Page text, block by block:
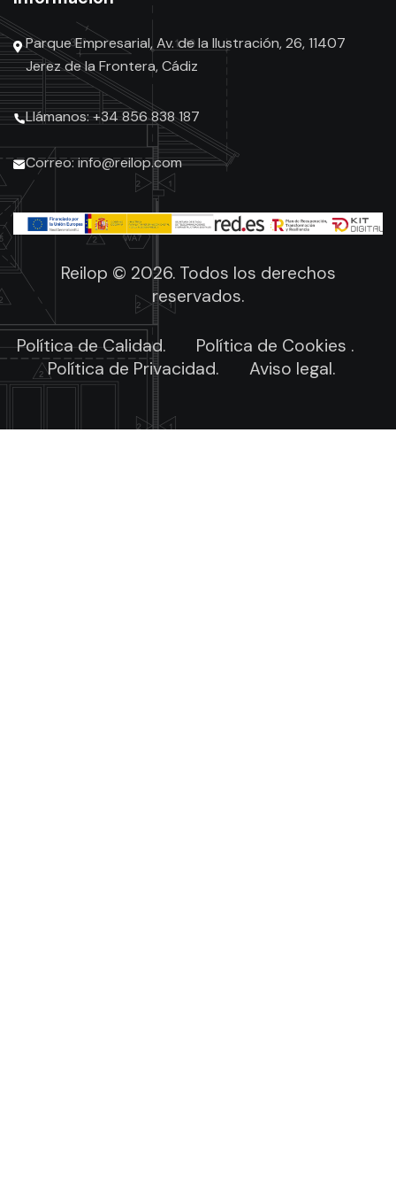
Parque Empresarial, Av. de la Ilustración, 26, 11407
Jerez de la Frontera, Cádiz
Llámanos: +34 856 838 187
Correo: info@reilop.com
Reilop © 2026. Todos los derechos
reservados.
Política de Calidad.
Política de Cookies .
Política de Privacidad.
Aviso legal.